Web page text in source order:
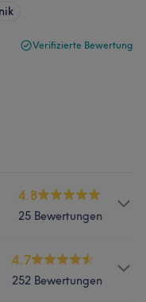
Verifizierte Bewertung
4.8
25 Bewertungen
4.7
252 Bewertungen